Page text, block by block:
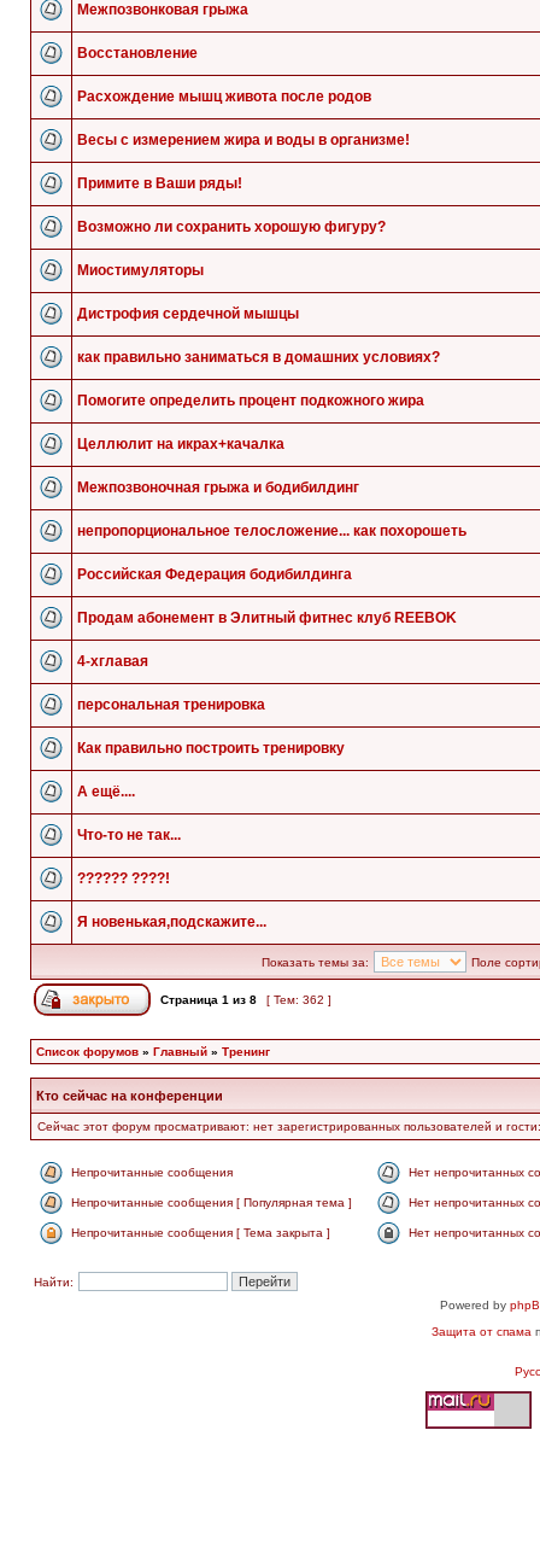
Межпозвонковая грыжа
Восстановление
Расхождение мышц живота после родов
Весы с измерением жира и воды в организме!
Примите в Ваши ряды!
Возможно ли сохранить хорошую фигуру?
Миостимуляторы
Дистрофия сердечной мышцы
как правильно заниматься в домашних условиях?
Помогите определить процент подкожного жира
Целлюлит на икрах+качалка
Межпозвоночная грыжа и бодибилдинг
непропорциональное телосложение... как похорошеть
Российская Федерация бодибилдинга
Продам абонемент в Элитный фитнес клуб REEBOK
4-хглавая
персональная тренировка
Как правильно построить тренировку
А ещё....
Что-то не так...
?????? ????!
Я новенькая,подскажите...
Показать темы за: Поле
Страница 1 из 8 [ Тем: 362 ]
Список форумов » Главный » Тренинг
Кто сейчас на конференции
Сейчас этот форум просматривают: нет зарегистрированных пользователей и
Непрочитанные сообщения Нет непрочитанных
Непрочитанные сообщения [ Популярная тема ] Нет непрочитанных
Непрочитанные сообщения [ Тема закрыта ] Нет непрочитанных
Найти:
Powered by
Защита от спама